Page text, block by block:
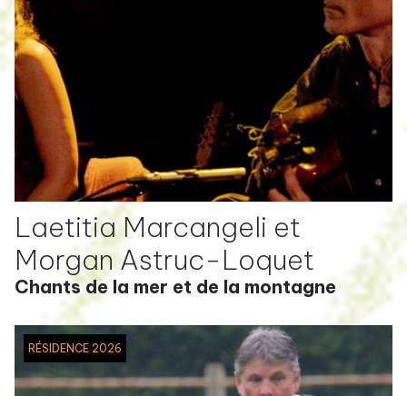
Laetitia Marcangeli et
Morgan Astruc-Loquet
Chants de la mer et de la montagne
RÉSIDENCE 2026